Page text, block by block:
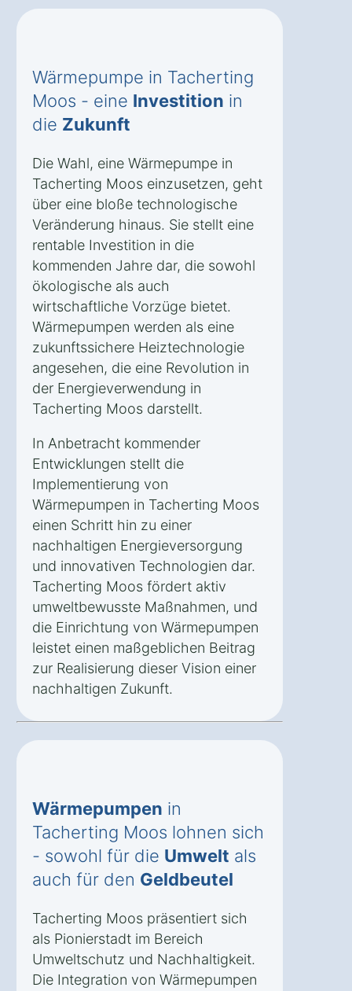
Wärmepumpe in Tacherting
Moos - eine Investition in
die Zukunft
Die Wahl, eine Wärmepumpe in
Tacherting Moos einzusetzen, geht
über eine bloße technologische
Veränderung hinaus. Sie stellt eine
rentable Investition in die
kommenden Jahre dar, die sowohl
ökologische als auch
wirtschaftliche Vorzüge bietet.
Wärmepumpen werden als eine
zukunftssichere Heiztechnologie
angesehen, die eine Revolution in
der Energieverwendung in
Tacherting Moos darstellt.
In Anbetracht kommender
Entwicklungen stellt die
Implementierung von
Wärmepumpen in Tacherting Moos
einen Schritt hin zu einer
nachhaltigen Energieversorgung
und innovativen Technologien dar.
Tacherting Moos fördert aktiv
umweltbewusste Maßnahmen, und
die Einrichtung von Wärmepumpen
leistet einen maßgeblichen Beitrag
zur Realisierung dieser Vision einer
nachhaltigen Zukunft.
Wärmepumpen in
Tacherting Moos lohnen sich
- sowohl für die Umwelt als
auch für den Geldbeutel
Tacherting Moos präsentiert sich
als Pionierstadt im Bereich
Umweltschutz und Nachhaltigkeit.
Die Integration von Wärmepumpen